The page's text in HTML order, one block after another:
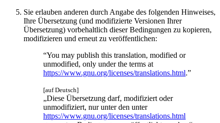
Sie erlauben anderen durch Angabe des folgenden Hinweises,
Ihre Übersetzung (und modifizierte Versionen Ihrer
Übersetzung) vorbehaltlich dieser Bedingungen zu kopieren,
modifizieren und erneut zu veröffentlichen:
You may publish this translation, modified or
unmodified, only under the terms at
https://www.gnu.org/licenses/translations.html.
[auf Deutsch]
Diese Übersetzung darf, modifiziert oder
unmodifiziert, nur unter den unter
https://www.gnu.org/licenses/translations.html